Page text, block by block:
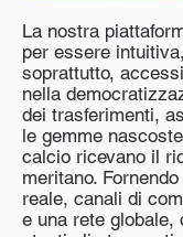
La nostra
per essere
soprattutto,
nella
dei trasferimenti,
le gemme
calcio ricevano il
meritano.
reale, canali di
e una rete globale,